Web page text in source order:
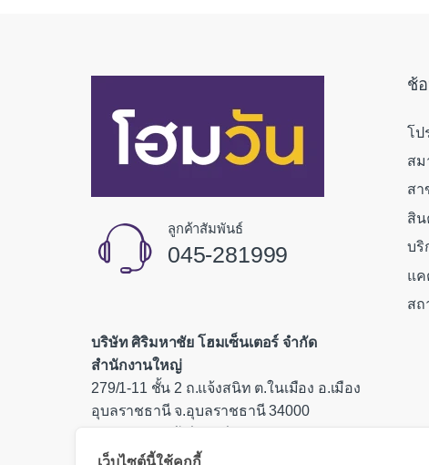
ลูกค้าสัมพันธ์
045-281999
บริษัท ศิริมหาชัย โฮมเซ็นเตอร์ จำกัด
สำนักงานใหญ่
279/1-11 ชั้น 2 ถ.แจ้งสนิท ต.ในเมือง อ.เมือง
อุบลราชธานี จ.อุบลราชธานี 34000
ช้
โป
สม
สา
สิน
บริ
แค
สถ
เว็บไซต์นี้ใช้คุกกี้